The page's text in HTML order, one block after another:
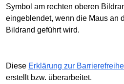
Symbol am rechten oberen
eingeblendet, wenn die Maus an
Bildrand geführt wird.
Diese Erklärung zur
erstellt bzw. überarbeitet.